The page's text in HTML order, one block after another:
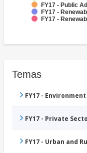
FY17 - Public
FY17 -
FY17 -
Temas
FY17 -
FY17 - Private
FY17 - Urban and